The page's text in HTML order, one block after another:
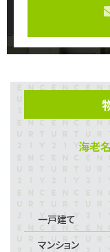
海老
一戸建て
マンション